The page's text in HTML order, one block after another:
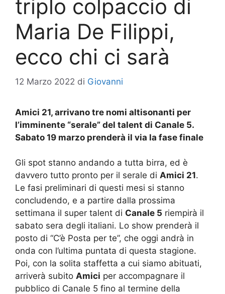
triplo colpaccio di
Maria De Filippi,
ecco chi ci sarà
12 Marzo 2022 di Giovanni
Amici 21, arrivano tre nomi altisonanti per
l’imminente “serale” del talent di Canale 5.
Sabato 19 marzo prenderà il via la fase finale
Gli spot stanno andando a tutta birra, ed è
davvero tutto pronto per il serale di Amici 21.
Le fasi preliminari di questi mesi si stanno
concludendo, e a partire dalla prossima
settimana il super talent di Canale 5 riempirà il
sabato sera degli italiani. Lo show prenderà il
posto di “C’è Posta per te”, che oggi andrà in
onda con l’ultima puntata di questa stagione.
Poi, con la solita staffetta a cui siamo abituati,
arriverà subito Amici per accompagnare il
pubblico di Canale 5 fino al termine della